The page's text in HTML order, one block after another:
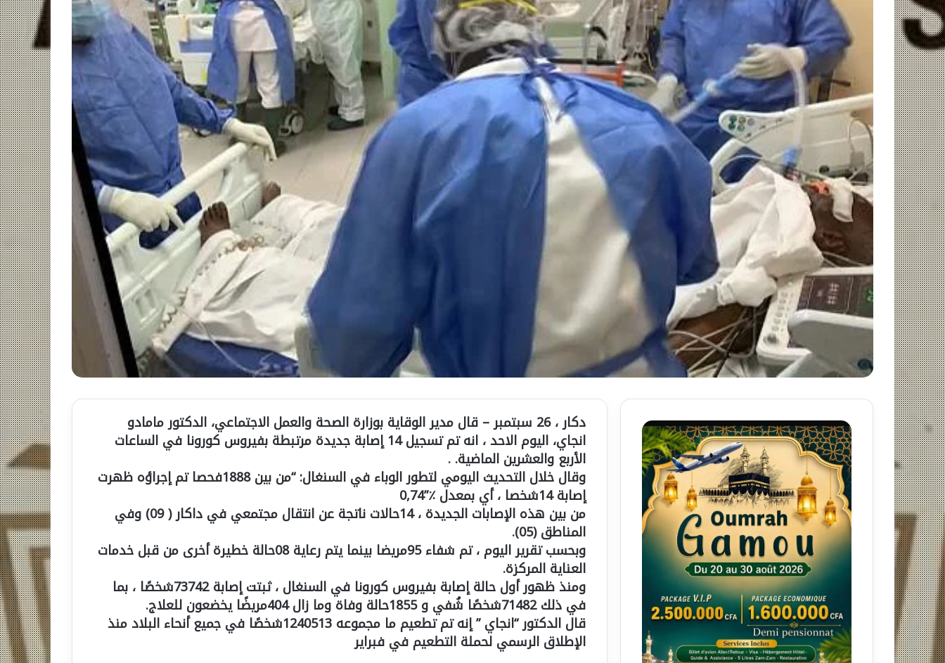
دكار ، 26 سبتمبر – قال مدير الوقاية بوزارة الصحة والعمل الاجتماعي، الدكتور مامادو
انجاي، اليوم الاحد ، انه تم تسجيل 14 إصابة جديدة مرتبطة بفيروس كورونا في الساعات
الأربع والعشرين الماضية. .
وقال خلال التحديث اليومي لتطور الوباء في السنغال: “من بين 1888فحصا تم إجراؤه ظهرت
إصابة 14شخصا ، أي بمعدل ٪”0,74
من بين هذه الإصابات الجديدة ، 14حالات ناتجة عن انتقال مجتمعي في داكار ( 09) وفي
المناطق (05).
وبحسب تقرير اليوم ، تم شفاء 95مريضا بينما يتم رعاية 08حالة خطيرة أخرى من قبل خدمات
العناية المركزة.
ومنذ ظهور أول حالة إصابة بفيروس كورونا في السنغال ، ثبتت إصابة 73742شخصًا ، بما
في ذلك 71482شخصًا شُفي و 1855حالة وفاة وما زال 404مريضًا يخضعون للعلاج.
قال الدكتور “انجاي ” إنه تم تطعيم ما مجموعه 1240513شخصًا في جميع أنحاء البلاد منذ
الإطلاق الرسمي لحملة التطعيم في فبراير